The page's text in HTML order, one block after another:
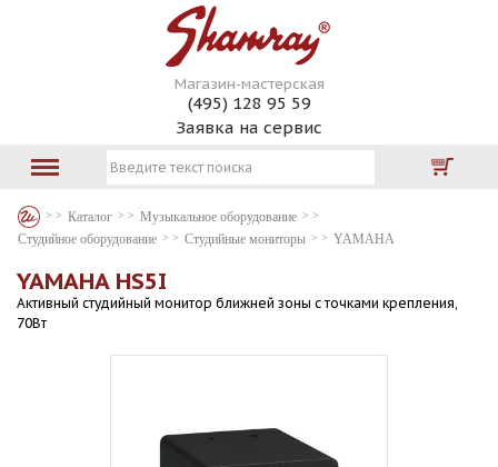
Магазин-мастерская
(495) 128 95 59
Заявка на сервис
Каталог
Музыкальное оборудование
Студийное оборудование
Студийные мониторы YAMAHA
YAMAHA HS5I
Активный студийный монитор ближней зоны с точками крепления,
70Вт